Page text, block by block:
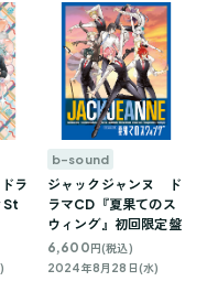
ラ
St
b-sound
ジャックジャンヌ ド
ラマCD『夏果てのス
ウィング』初回限定盤
6,600円(税込)
2024年8月28日(水)